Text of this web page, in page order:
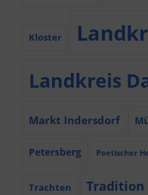
Kloster
Landkreis
Markt Indersdorf
Petersberg Poetischer
Trachten Tradition